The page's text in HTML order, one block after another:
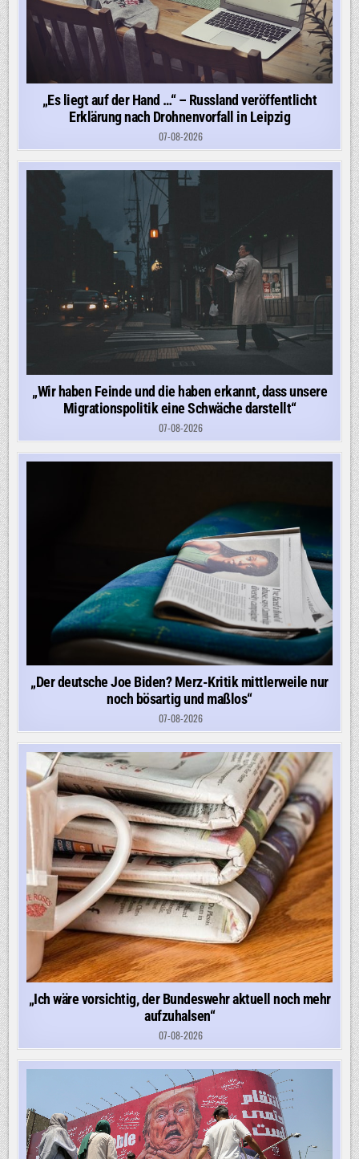
„Es liegt auf der Hand …“ – Russland veröffentlicht
Erklärung nach Drohnenvorfall in Leipzig
07-08-2026
„Wir haben Feinde und die haben erkannt, dass unsere
Migrationspolitik eine Schwäche darstellt“
07-08-2026
„Der deutsche Joe Biden? Merz-Kritik mittlerweile nur
noch bösartig und maßlos“
07-08-2026
„Ich wäre vorsichtig, der Bundeswehr aktuell noch mehr
aufzuhalsen“
07-08-2026